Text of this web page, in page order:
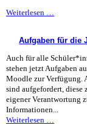
Weiterlesen …
Zeiten
Aufgaben für die
Auch für alle
stehen jetzt Aufgaben
Moodle zur Verfügung.
sind aufgefordert, diese
eigener Verantwortung
Informationen...
Weiterlesen …